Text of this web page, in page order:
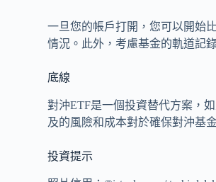
一旦您的帳戶打開，您可以開始
情況。此外，考慮基金的軌道記
底線
對沖ETF是一個投資替代方案，
及的風險和成本對於確保對沖基
投資提示